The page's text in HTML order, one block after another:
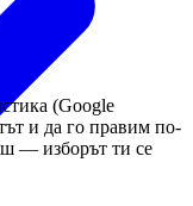
(Google
и да го правим по-
— изборът ти се